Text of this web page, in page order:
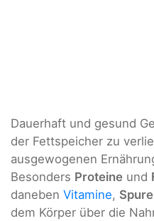
Dauerhaft und gesund
der Fettspeicher zu
ausgewogenen
Besonders Proteine und
daneben Vitamine,
dem Körper über die